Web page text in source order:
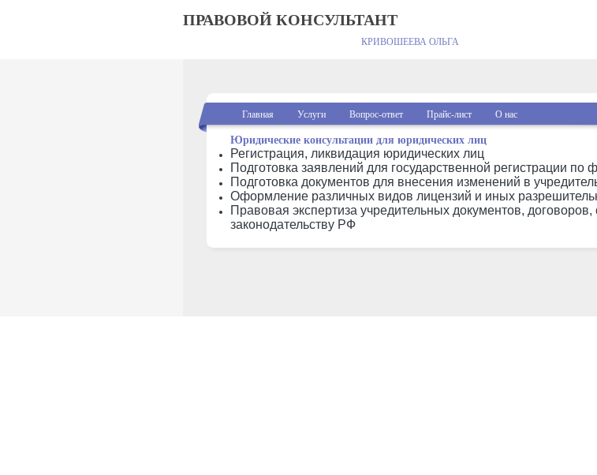
ПРАВОВОЙ КОНСУЛЬТАНТ
КРИВОШЕЕВА ОЛЬГА
Главная Услуги Вопрос-ответ Прайс-лист О нас
Юридические консультации для юридических лиц
Регистрация, ликвидация юридических лиц
Подготовка заявлений для государственной регистрации
Подготовка документов для внесения изменений в
Оформление различных видов лицензий и иных
Правовая экспертиза учредительных документов, договоров,
законодательству РФ